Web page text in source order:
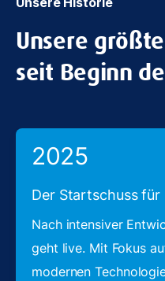
Unsere
seit Beginn
2025
Der Startschuss für
Nach intensiver
geht live. Mit Fokus
modernen